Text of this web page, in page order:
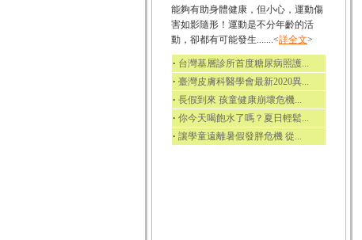
能夠有助身體健康，但小心，運動傷
害如影隨形！運動是不分年齡的活
動，卻都有可能發生.......<詳全文>
‧ 台灣基層診所首度糖尿病照護...
‧ 臺灣皮膚科醫學會最新2020異...
‧ 長假到來 孩童健康崩壞危機...
‧ 你今天喝飽水了嗎？夏日輕鬆...
‧ 讓學童遠離暑假發胖危機 從...